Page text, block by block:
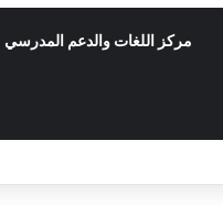
مركز اللغات والدعم المدرسي